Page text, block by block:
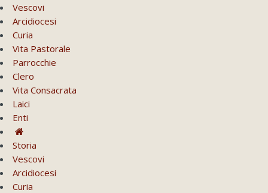
Vescovi
Arcidiocesi
Curia
Vita Pastorale
Parrocchie
Clero
Vita Consacrata
Laici
Enti
Storia
Vescovi
Arcidiocesi
Curia